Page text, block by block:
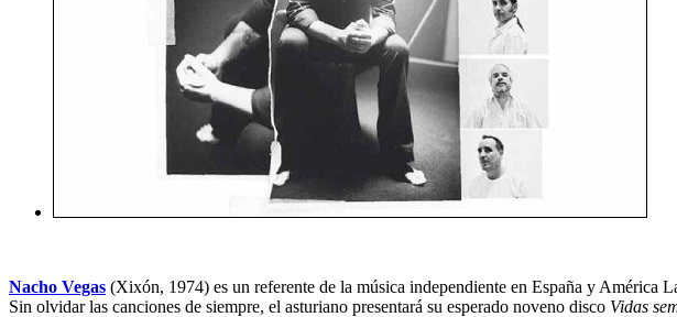
Nacho Vegas (Xixón, 1974) es un referente de la música independiente en España y
Sin olvidar las canciones de siempre, el asturiano presentará su esperado noveno disco Vidas